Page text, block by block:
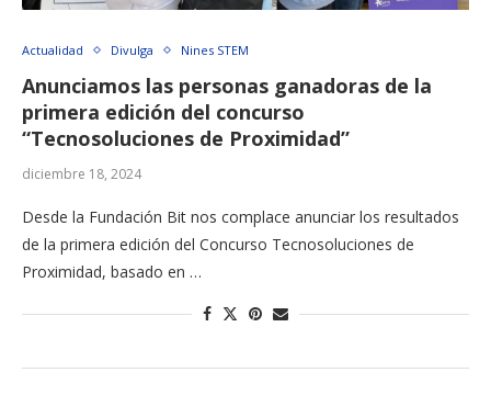
Actualidad Divulga Nines STEM
Anunciamos las personas ganadoras de la
primera edición del concurso
“Tecnosoluciones de Proximidad”
diciembre 18, 2024
Desde la Fundación Bit nos complace anunciar los resultados
de la primera edición del Concurso Tecnosoluciones de
Proximidad, basado en …